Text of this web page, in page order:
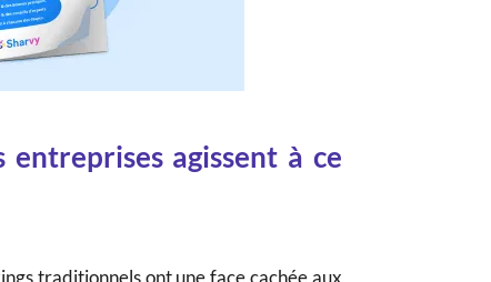
agissent à ce
traditionnels ont une face cachée aux